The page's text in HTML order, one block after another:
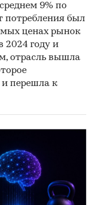
всех
форматы
устойчивую
целевой
попадает в
трендов:
в сторону
9% по
потребления был
ценах рынок
2024 году и
отрасль вышла
и перешла к